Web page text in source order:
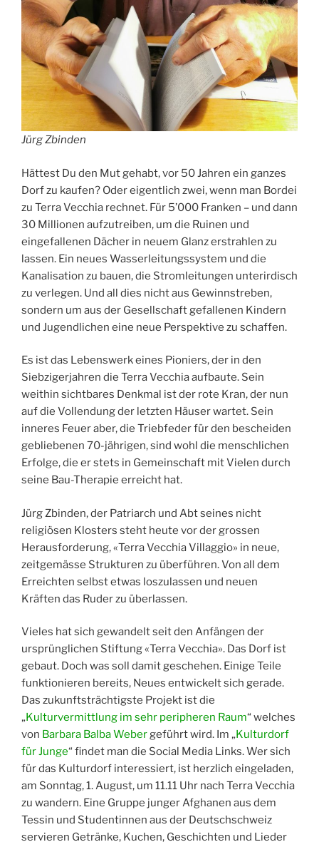
Jürg Zbinden
Hättest Du den Mut gehabt, vor 50 Jahren ein ganzes
Dorf zu kaufen? Oder eigentlich zwei, wenn man Bordei
zu Terra Vecchia rechnet. Für 5’000 Franken – und dann
30 Millionen aufzutreiben, um die Ruinen und
eingefallenen Dächer in neuem Glanz erstrahlen zu
lassen. Ein neues Wasserleitungssystem und die
Kanalisation zu bauen, die Stromleitungen unterirdisch
zu verlegen. Und all dies nicht aus Gewinnstreben,
sondern um aus der Gesellschaft gefallenen Kindern
und Jugendlichen eine neue Perspektive zu schaffen.
Es ist das Lebenswerk eines Pioniers, der in den
Siebzigerjahren die Terra Vecchia aufbaute. Sein
weithin sichtbares Denkmal ist der rote Kran, der nun
auf die Vollendung der letzten Häuser wartet. Sein
inneres Feuer aber, die Triebfeder für den bescheiden
gebliebenen 70-jährigen, sind wohl die menschlichen
Erfolge, die er stets in Gemeinschaft mit Vielen durch
seine Bau-Therapie erreicht hat.
Jürg Zbinden, der Patriarch und Abt seines nicht
religiösen Klosters steht heute vor der grossen
Herausforderung, «Terra Vecchia Villaggio» in neue,
zeitgemässe Strukturen zu überführen. Von all dem
Erreichten selbst etwas loszulassen und neuen
Kräften das Ruder zu überlassen.
Vieles hat sich gewandelt seit den Anfängen der
ursprünglichen Stiftung «Terra Vecchia». Das Dorf ist
gebaut. Doch was soll damit geschehen. Einige Teile
funktionieren bereits, Neues entwickelt sich gerade.
Das zukunftsträchtigste Projekt ist die
„Kulturvermittlung im sehr peripheren Raum“ welches
von Barbara Balba Webergeführt wird. Im „Kulturdorf
für Junge“ findet man die Social Media Links. Wer sich
für das Kulturdorf interessiert, ist herzlich eingeladen,
am Sonntag, 1. August, um 11.11 Uhr nach Terra Vecchia
zu wandern. Eine Gruppe junger Afghanen aus dem
Tessin und Studentinnen aus der Deutschschweiz
servieren Getränke, Kuchen, Geschichten und Lieder